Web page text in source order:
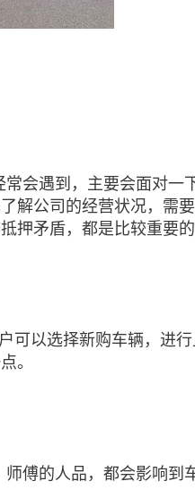
会遇到，主要会面对一
解公司的经营状况，需
押矛盾，都是比较重要的
可以选择新购车辆，进
。
傅的人品，都会影响到